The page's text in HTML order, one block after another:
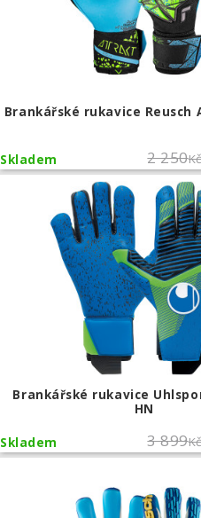
Brankářské rukavice Reusch
2 250Kč
Skladem
Brankářské rukavice Reusch Attrakt
Brankářské rukavice
HN
3 899Kč
Skladem